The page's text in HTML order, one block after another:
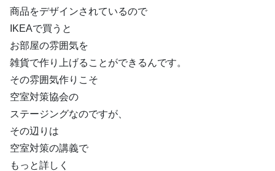
商品をデザインされているので
IKEAで買うと
お部屋の雰囲気を
雑貨で作り上げることができるんです。
その雰囲気作りこそ
空室対策協会の
ステージングなのですが、
その辺りは
空室対策の講義で
もっと詳しく